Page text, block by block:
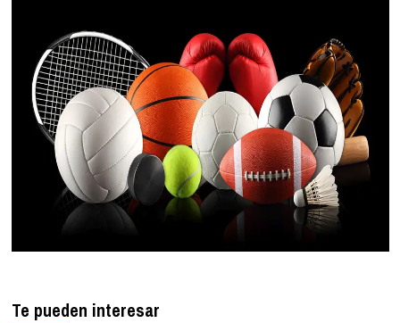
Te pueden interesar